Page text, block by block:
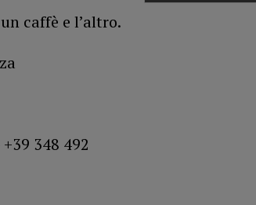
caffè e l’altro.
348 492